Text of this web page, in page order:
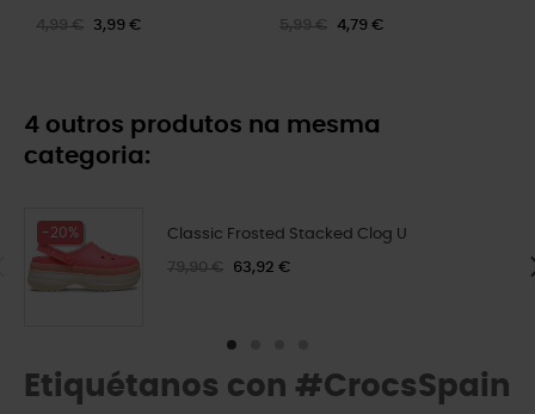
4,99 € 3,99 € 5,99 € 4,79 €
4 outros produtos na mesma
categoria:
-20% Classic Frosted Stacked Clog U
79,90 € 63,92 €
Etiquétanos con #CrocsSpain